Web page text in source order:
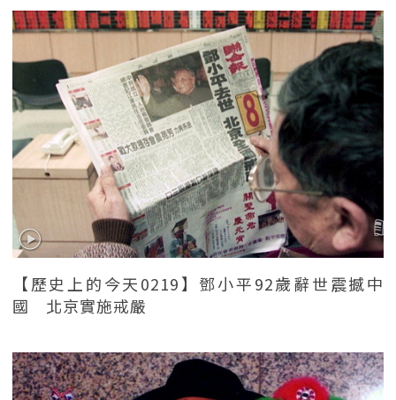
【歷史上的今天0219】鄧小平92歲辭世震撼中
國 北京實施戒嚴